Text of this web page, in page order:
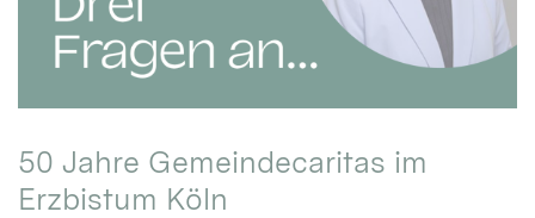
50 Jahre Gemeindecaritas im
Erzbistum Köln